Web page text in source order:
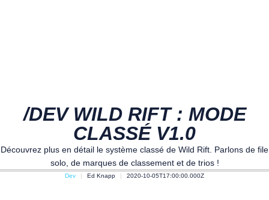
/DEV WILD RIFT : MODE
CLASSÉ V1.0
Découvrez plus en détail le système classé de Wild Rift. Parlons de file
solo, de marques de classement et de trios !
Dev Ed Knapp 2020-10-05T17:00:00.000Z